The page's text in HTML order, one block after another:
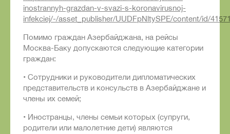
inostrannyh-grazdan-v-svazi-s-koronavirusnoj-
infekciej/-/asset_publisher/UUDFpNltySPE/content/id/
Помимо граждан Азербайджана, на рейсы
Москва-Баку допускаются следующие категории
граждан:
• Сотрудники и руководители дипломатических
представительств и консульств в Азербайджане и
члены их семей;
• Иностранцы, члены семьи которых (супруги,
родители или малолетние дети) являются